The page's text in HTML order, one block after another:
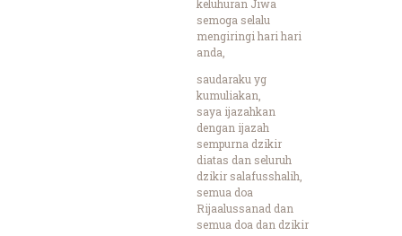
keluhuran Jiwa
semoga selalu
mengiringi hari hari
anda,
saudaraku yg
kumuliakan,
saya ijazahkan
dengan ijazah
sempurna dzikir
diatas dan seluruh
dzikir salafusshalih,
semua doa
Rijaalussanad dan
semua doa dan dzikir